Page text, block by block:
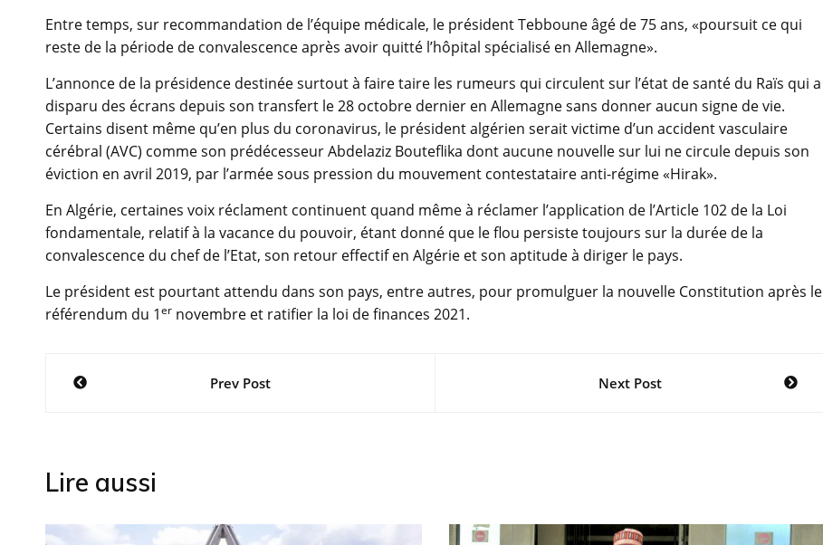
Entre temps, sur recommandation de l’équipe médicale, le président Tebboune âgé de 75 ans, «poursuit ce qui
reste de la période de convalescence après avoir quitté l’hôpital spécialisé en Allemagne».
L’annonce de la présidence destinée surtout à faire taire les rumeurs qui circulent sur l’état de santé du Raïs qui a
disparu des écrans depuis son transfert le 28 octobre dernier en Allemagne sans donner aucun signe de vie.
Certains disent même qu’en plus du coronavirus, le président algérien serait victime d’un accident vasculaire
cérébral (AVC) comme son prédécesseur Abdelaziz Bouteflika dont aucune nouvelle sur lui ne circule depuis son
éviction en avril 2019, par l’armée sous pression du mouvement contestataire anti-régime «Hirak».
En Algérie, certaines voix réclament continuent quand même à réclamer l’application de l’Article 102 de la Loi
fondamentale, relatif à la vacance du pouvoir, étant donné que le flou persiste toujours sur la durée de la
convalescence du chef de l’Etat, son retour effectif en Algérie et son aptitude à diriger le pays.
Le président est pourtant attendu dans son pays, entre autres, pour promulguer la nouvelle Constitution après le
référendum du 1er novembre et ratifier la loi de finances 2021.
NavigationPrev Post Next Post
Lire aussi